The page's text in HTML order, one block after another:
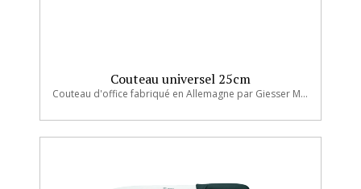
Couteau universel 25cm
Couteau d'office fabriqué en Allemagne par Giesser Messer, couteliers depuis 1865.